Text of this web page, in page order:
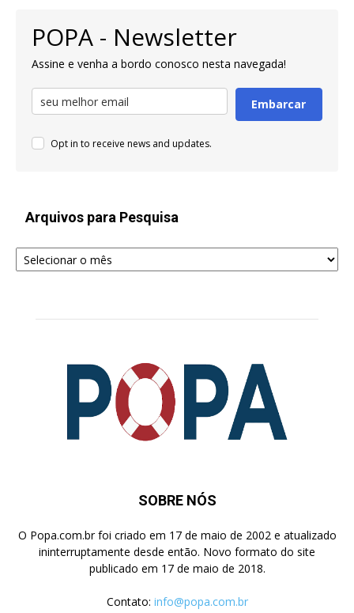
POPA - Newsletter
Assine e venha a bordo conosco nesta navegada!
Embarcar
Opt in to receive news and updates.
Arquivos para Pesquisa
Arquivos
para
SOBRE NÓS
O Popa.com.br foi criado em 17 de maio de 2002 e atualizado
ininterruptamente desde então. Novo formato do site
publicado em 17 de maio de 2018.
Contato: info@popa.com.br